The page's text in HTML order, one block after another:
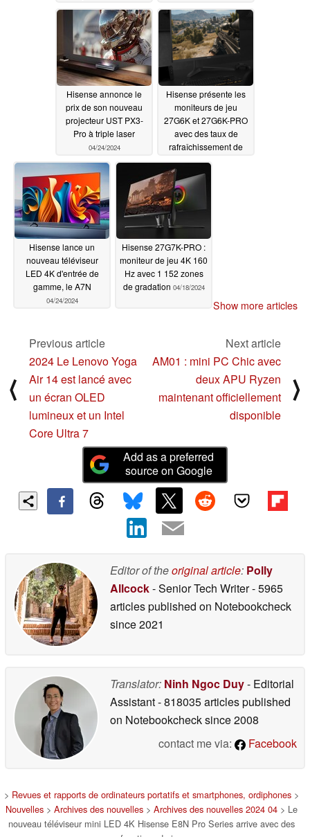
04/25/2024
Hisense annonce le
prix de son nouveau
projecteur UST PX3-
Pro à triple laser
04/24/2024
Hisense présente les
moniteurs de jeu
27G6K et 27G6K-PRO
avec des taux de
rafraîchissement de
04/24/2024
Hisense lance un
nouveau téléviseur
LED 4K d'entrée de
gamme, le A7N
04/24/2024
Hisense 27G7K-PRO :
moniteur de jeu 4K 160
Hz avec 1 152 zones
de gradation 04/18/2024
Show more articles
⟨
Previous article
2024 Le Lenovo Yoga
Air 14 est lancé avec
un écran OLED
lumineux et un Intel
Core Ultra 7
Next article
AM01 : mini PC Chic avec
deux APU Ryzen
maintenant officiellement
disponible
⟩
Add as a preferred
source on Google
Editor of theoriginal article: Polly
Allcock- Senior Tech Writer- 5965
articles published on Notebookcheck
since 2021
Translator: Ninh Ngoc Duy- Editorial
Assistant- 818035 articles published
on Notebookchecksince 2008
contact me via:
Facebook
> Revues et rapports de ordinateurs portatifs et smartphones, ordiphones >
Nouvelles > Archives des nouvelles > Archives des nouvelles 2024 04 > Le
nouveau téléviseur mini LED 4K Hisense E8N Pro Series arrive avec des